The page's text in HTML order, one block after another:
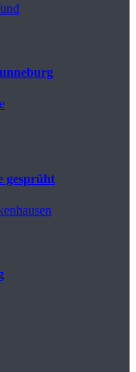
gesprüht